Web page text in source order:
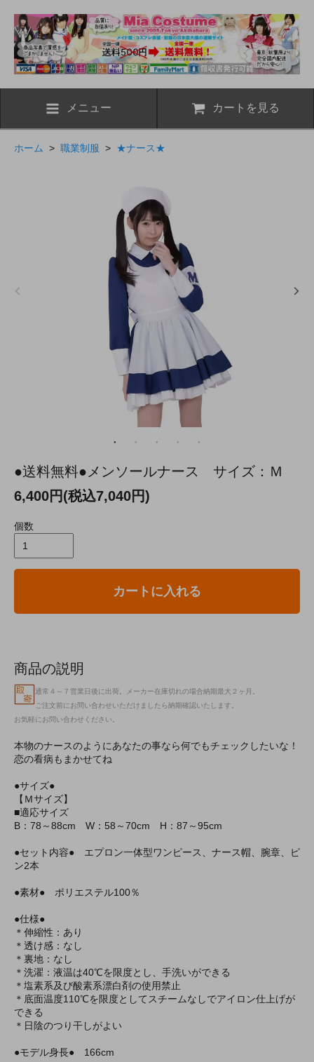
メニュー カートを見る
ホーム > 職業制服 > ★ナース★
●送料無料●メンソールナース サイズ：Ｍ
6,400円(税込7,040円)
個数
カートに入れる
商品の説明
通常４～７営業日後に出荷。メーカー在庫切れの場合納期最大２ヶ月。
ご注文前にお問い合わせいただけましたら納期確認いたします。
お気軽にお問い合わせください。
本物のナースのようにあなたの事なら何でもチェックしたいな！
恋の看病もまかせてね
●サイズ●
【Ｍサイズ】
■適応サイズ
B：78～88cm W：58～70cm H：87～95cm
●セット内容● エプロン一体型ワンピース、ナース帽、腕章、ピ
ン2本
●素材● ポリエステル100％
●仕様●
＊伸縮性：あり
＊透け感：なし
＊裏地：なし
＊洗濯：液温は40℃を限度とし、手洗いができる
＊塩素系及び酸素系漂白剤の使用禁止
＊底面温度110℃を限度としてスチームなしでアイロン仕上げが
できる
＊日陰のつり干しがよい
●モデル身長● 166cm